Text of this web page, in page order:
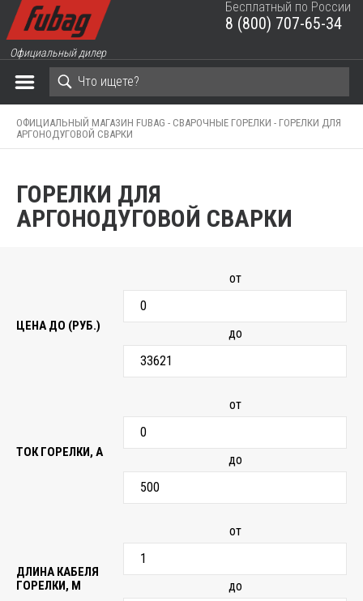
Официальный дилер
Бесплатный по России
8 (800) 707-65-34
ОФИЦИАЛЬНЫЙ МАГАЗИН FUBAG - СВАРОЧНЫЕ ГОРЕЛКИ - ГОРЕЛКИ ДЛЯ
АРГОНОДУГОВОЙ СВАРКИ
ГОРЕЛКИ ДЛЯ
АРГОНОДУГОВОЙ СВАРКИ
ЦЕНА ДО (РУБ.)
от
до
ТОК ГОРЕЛКИ, А
от
до
ДЛИНА КАБЕЛЯ
ГОРЕЛКИ, М
от
до
ЗАКРЫТЬ КОРЗИНУ